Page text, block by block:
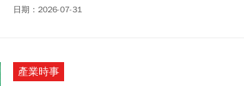
市場及生醫新創團隊等逾百位產官學界代表齊聚一堂
日期：2026-07-31
產業時事